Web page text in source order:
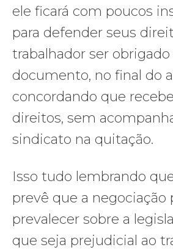
ele ficará com poucos
para defender seus
trabalhador ser
documento, no final do
concordando que
direitos, sem
sindicato na quitação.
Isso tudo lembrando
prevê que a negociação
prevalecer sobre a
que seja prejudicial ao